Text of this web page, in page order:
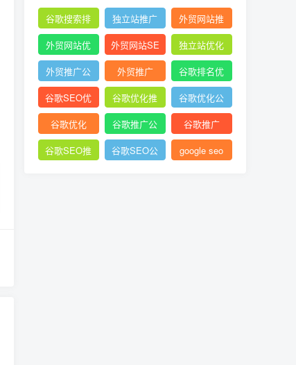
谷歌搜索排
名
独立站推广
外贸网站推
广
外贸网站优
化
外贸网站SE
O
独立站优化
外贸推广公
司
外贸推广
谷歌排名优
化
谷歌SEO优
化
谷歌优化推
广
谷歌优化公
司
谷歌优化
谷歌推广公
司
谷歌推广
谷歌SEO推
谷歌SEO公
google seo